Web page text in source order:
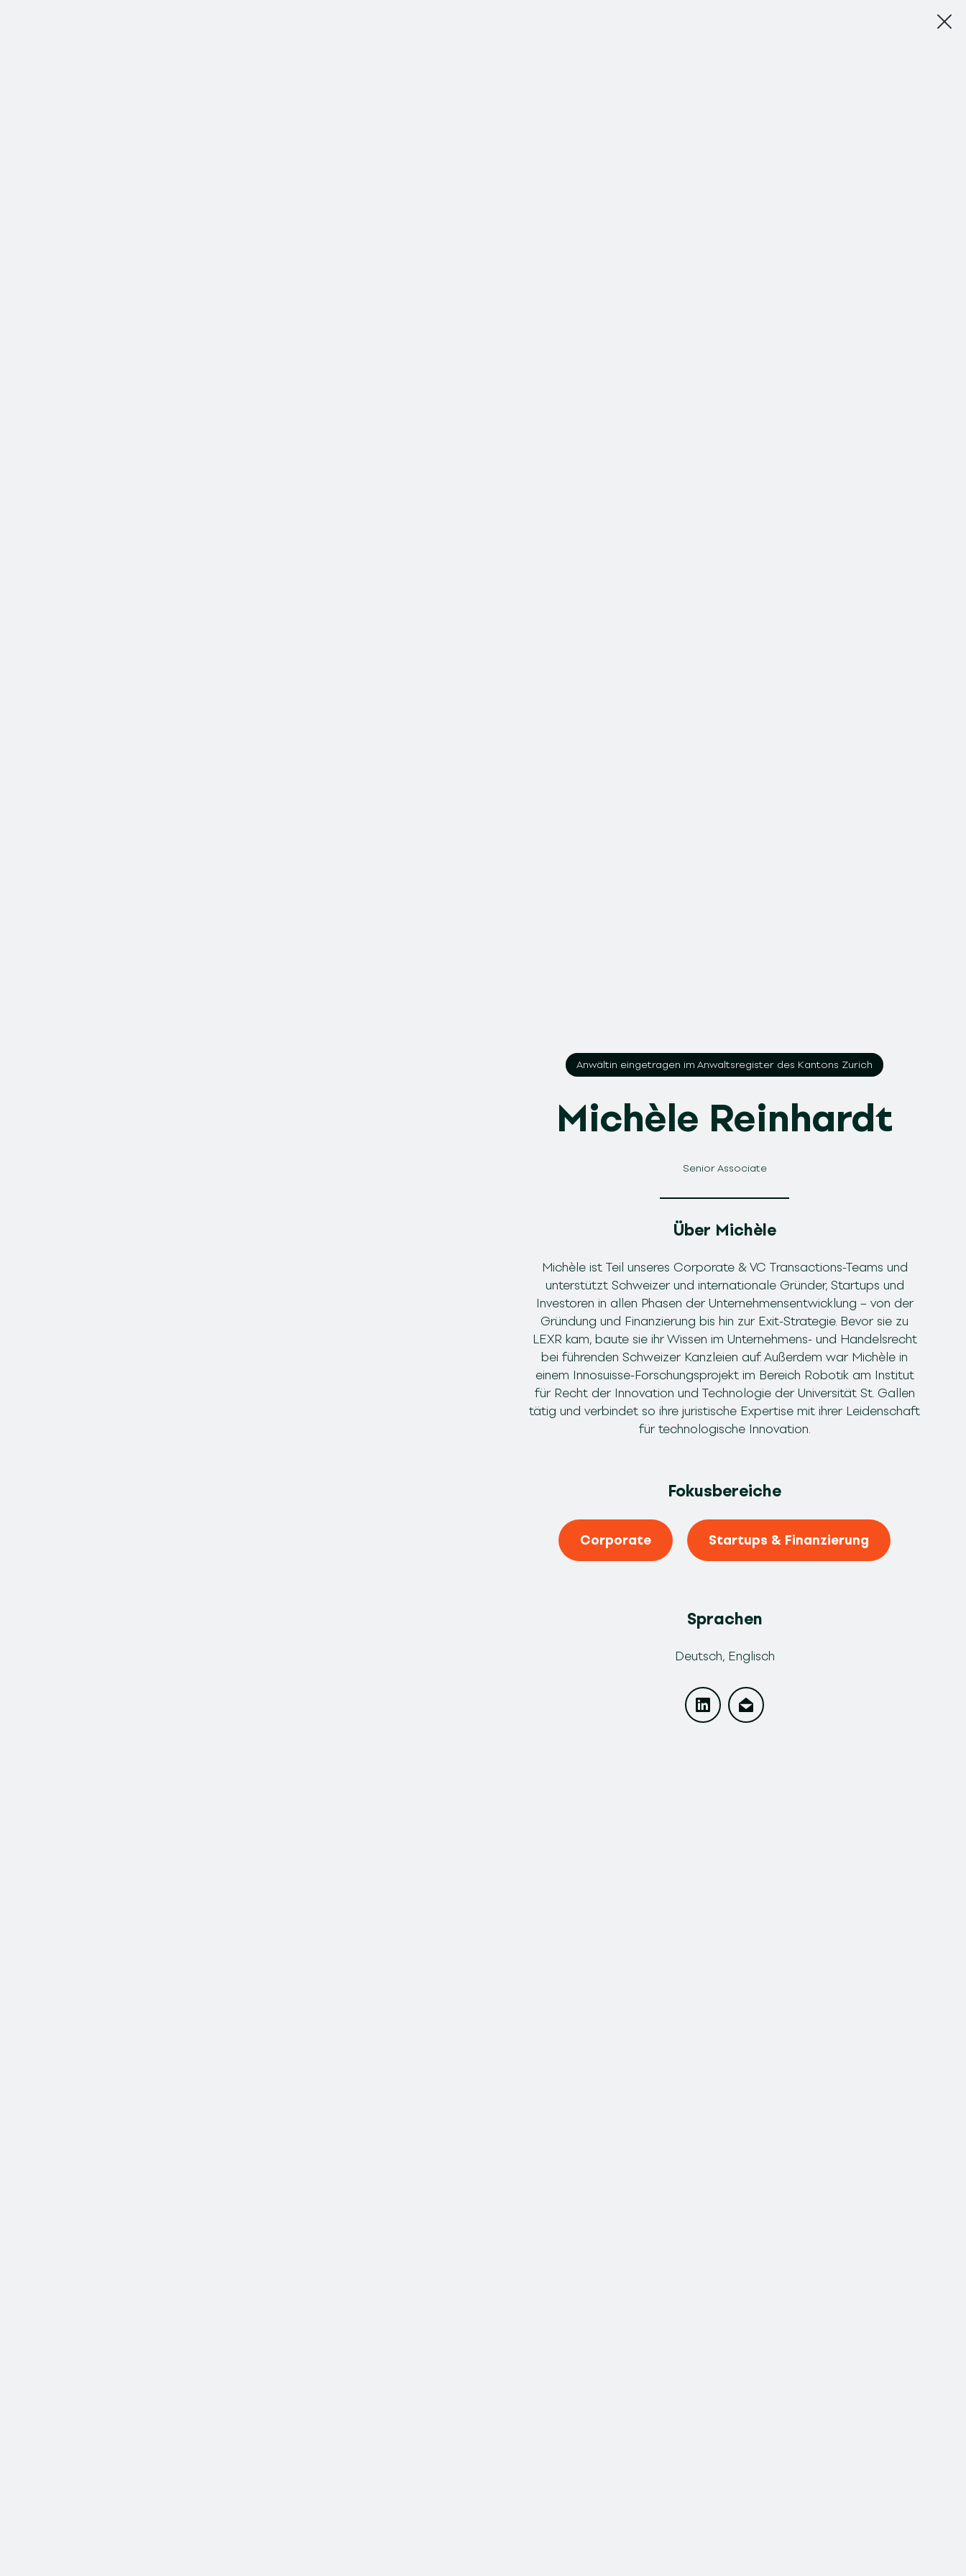
Anwältin eingetragen im Anwaltsregister des Kantons Zurich
Michèle Reinhardt
Senior Associate
Über Michèle
Michèle ist Teil unseres Corporate & VC Transactions-Teams und
unterstützt Schweizer und internationale Gründer, Startups und
Investoren in allen Phasen der Unternehmensentwicklung – von der
Gründung und Finanzierung bis hin zur Exit-Strategie. Bevor sie zu
LEXR kam, baute sie ihr Wissen im Unternehmens- und Handelsrecht
bei führenden Schweizer Kanzleien auf. Außerdem war Michèle in
einem Innosuisse-Forschungsprojekt im Bereich Robotik am Institut
für Recht der Innovation und Technologie der Universität St. Gallen
tätig und verbindet so ihre juristische Expertise mit ihrer Leidenschaft
für technologische Innovation.
Fokusbereiche
Corporate Startups & Finanzierung
Sprachen
Deutsch, Englisch